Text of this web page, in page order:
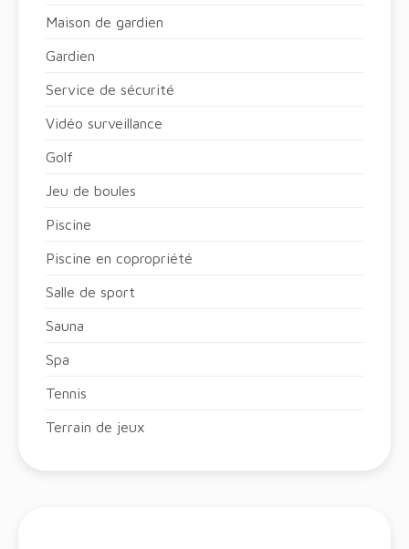
Maison de gardien
Gardien
Service de sécurité
Vidéo surveillance
Golf
Jeu de boules
Piscine
Piscine en copropriété
Salle de sport
Sauna
Spa
Tennis
Terrain de jeux